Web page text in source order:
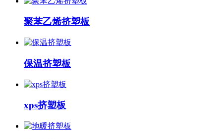
聚苯乙烯挤塑板
保温挤塑板
xps挤塑板